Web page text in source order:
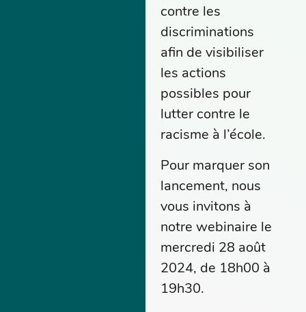
contre les
discriminations
afin de visibiliser
les actions
possibles pour
lutter contre le
racisme à l’école.
Pour marquer son
lancement, nous
vous invitons à
notre webinaire le
mercredi 28 août
2024, de 18h00 à
19h30.